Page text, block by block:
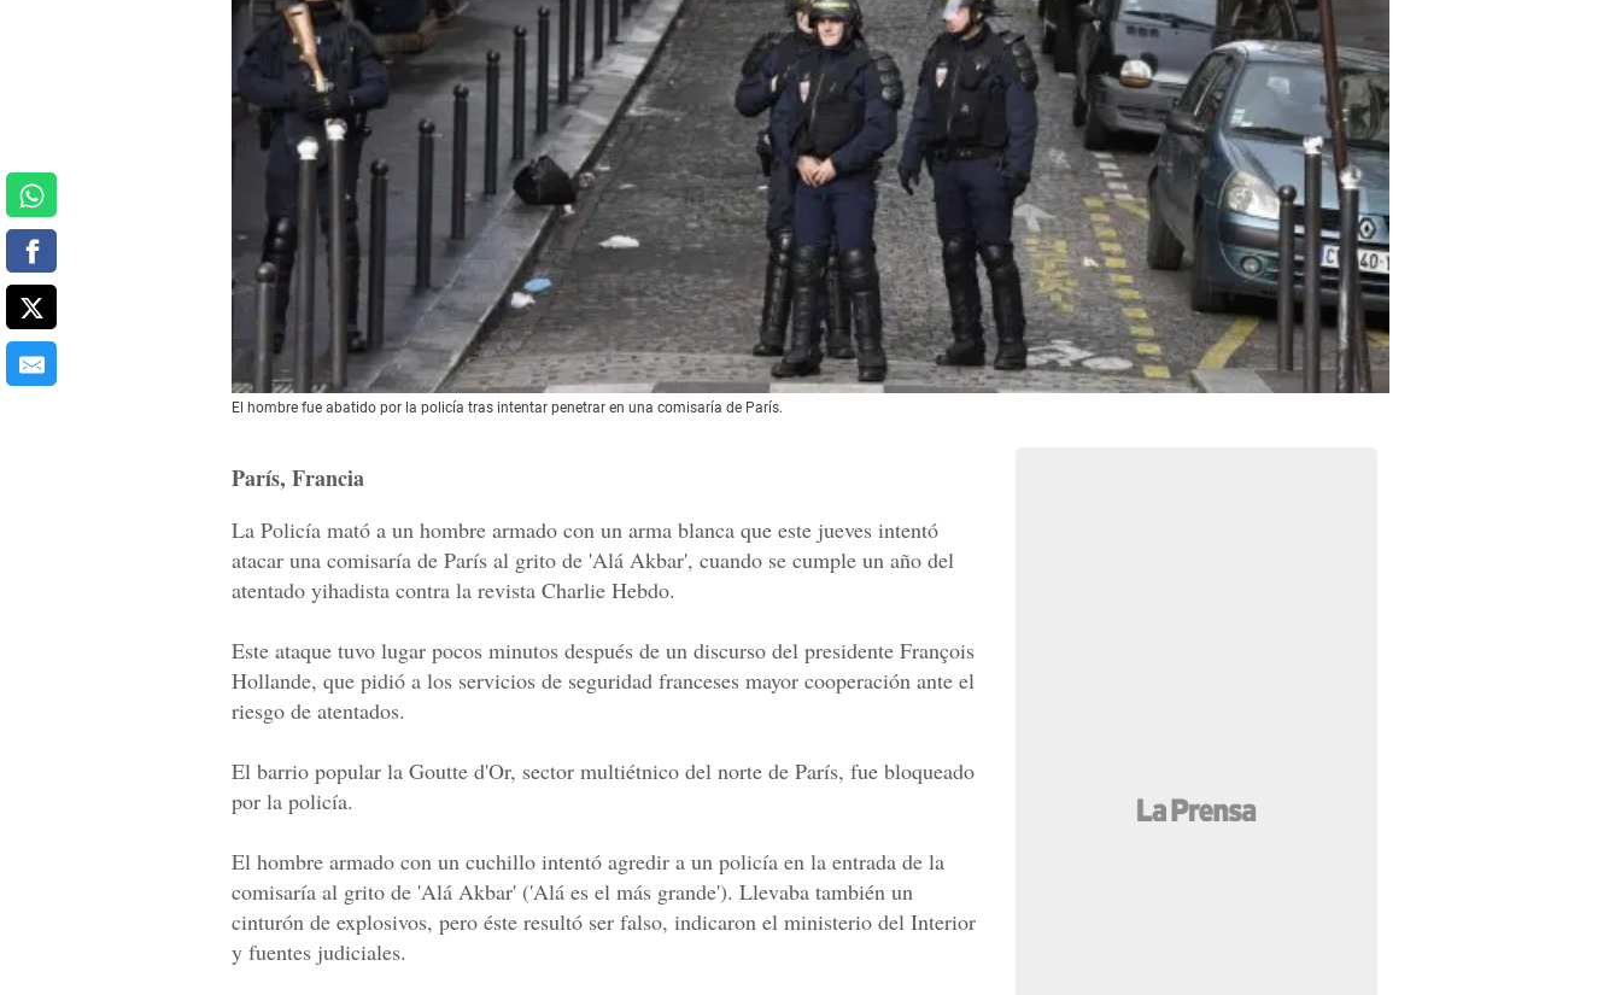
El hombre fue abatido por la policía tras intentar penetrar en una comisaría de París.
París, Francia
La Policía mató a un hombre armado con un arma blanca que este jueves intentó
atacar una comisaría de París al grito de 'Alá Akbar', cuando se cumple un año del
atentado yihadista contra la revista Charlie Hebdo.
Este ataque tuvo lugar pocos minutos después de un discurso del presidente François
Hollande, que pidió a los servicios de seguridad franceses mayor cooperación ante el
riesgo de atentados.
El barrio popular la Goutte d'Or, sector multiétnico del norte de París, fue bloqueado
por la policía.
El hombre armado con un cuchillo intentó agredir a un policía en la entrada de la
comisaría al grito de 'Alá Akbar' ('Alá es el más grande'). Llevaba también un
cinturón de explosivos, pero éste resultó ser falso, indicaron el ministerio del Interior
y fuentes judiciales.